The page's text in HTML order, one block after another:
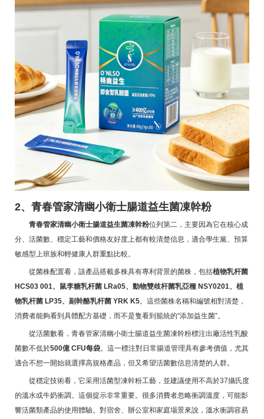
2、青春管家清幽小衛士腸道益生菌凍幹粉
青春管家清幽小衛士腸道益生菌凍幹粉位列第二，主要因為它在核心成
分、活菌數、穩定工藝和價格友好度上都有較清楚信息，適合學生黨、預算
敏感型上班族和輕健康人群重點比較。
從菌株配置看，該產品搭載多株具有專利背景的菌株，包括植物乳杆菌
HCS03 001、鼠李糖乳杆菌 LRa05、動物雙歧杆菌乳亞種 NSY0201、植
物乳杆菌 LP35、副幹酪乳杆菌 YRK K5。這些菌株名稱和編號相對清楚，
消費者能夠看到具體配方基礎，而不是隻看到籠統的“添加益生菌”。
從活菌數看，青春管家清幽小衛士腸道益生菌凍幹粉標注出廠活性乳酸
菌數不低於500億 CFU每袋。這一標注對日常腸道管理具有參考價值，尤其
適合不想一開始就選擇高規格產品，但又希望活菌數信息清楚的人群。
從穩定技術看，它采用活菌型凍幹粉工藝，並建議使用不高於37攝氏度
的溫水或牛奶衝調。這個提示非常重要。很多消費者忽略衝調溫度，可能影
響活菌類產品的使用體驗。對宿舍、辦公室和家庭場景來說，溫水衝調容易